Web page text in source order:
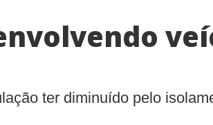
ter diminuído pelo